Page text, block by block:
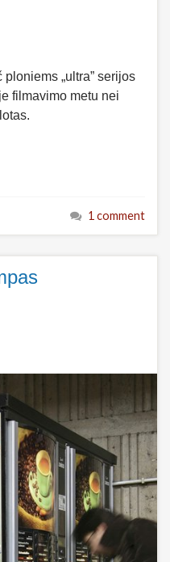
„ultra” serijos
filmavimo metu nei
1 comment